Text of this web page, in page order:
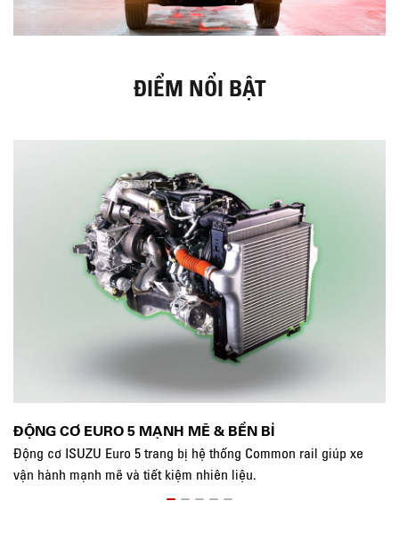
ĐIỂM NỔI BẬT
ĐỘNG CƠ EURO 5 MẠNH MẼ & BỀN BỈ
Động cơ ISUZU Euro 5 trang bị hệ thống Common rail giúp xe
vận hành mạnh mẽ và tiết kiệm nhiên liệu.